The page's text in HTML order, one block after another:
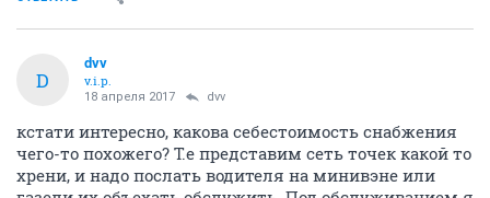
D
dvv
v.i.p.
18 апреля 2017 dvv
кстати интересно, какова себестоимость снабжения
чего-то похожего? Т.е представим сеть точек какой то
хрени, и надо послать водителя на минивэне или